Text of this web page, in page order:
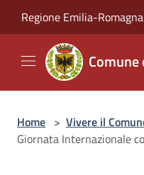
Regione Emilia-Romagna
Home > Vivere il
Giornata Internazionale